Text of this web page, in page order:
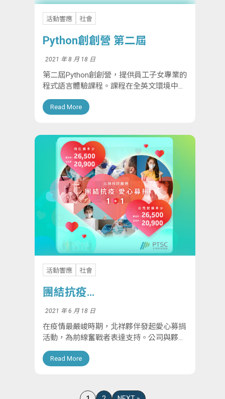
活動響應 社會
Python創創營 第二屆
2021 年 8 月 18 日
第二屆Python創創營，提供員工子女專業的
程式語言體驗課程。課程在全英文環境中進
行，融合生活美語和程式單字，提升聽說讀
寫能力，激發對程式語言的興趣。針對10到
Read More
活動響應 社會
團結抗疫
2021 年 6 月 18 日
在疫情最嚴峻時期，北祥夥伴發起愛心募捐
活動，為前線奮戰者表達支持。公司與夥伴
們總共捐出94,800元，捐贈台北市和新北市
防疫基金。善款將用於疫情防控、醫護人員
Read More